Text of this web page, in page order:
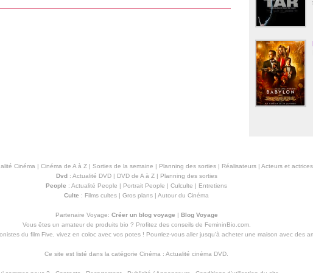
Cinéma | Cinéma de A à Z| Sorties de la semaine | Planning des sorties| Réalisateurs| Acteurs et actrices
Dvd: Actualité DVD| DVD de A à Z| Planning des sorties
People : Actualité People | Portrait People | Culculte | Entretiens
Culte : Films cultes | Gros plans | Autour du Cinéma
Partenaire Voyage: Créer un blog voyage | Blog Voyage
Vous êtes un amateur de produits bio ? Profitez des conseils de FemininBio.com.
du film Five, vivez en coloc avec vos potes ! Pourriez-vous aller jusqu'à acheter une maison avec des
Ce site est listé dans la catégorie Cinéma : Actualité cinéma DVD